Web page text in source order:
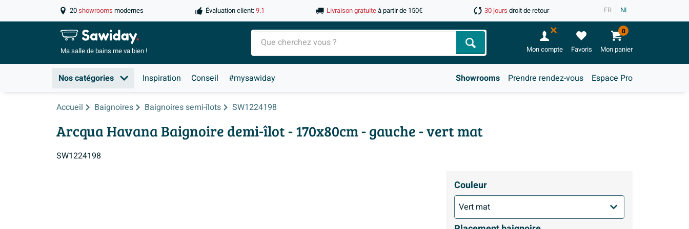
20showrooms modernes Évaluation client:9.1 Livraison gratuiteà partir de 150€ 30 jours droit de retour FR NL
Ma salle debains me va bien ! Chercher Mon compte Favoris Mon panier
0
Nos catégories Inspiration Conseil #mysawiday Showrooms Prendre rendez-vous Espace Pro
Accueil Baignoires Baignoires semi-îlots SW1224198
Arcqua Havana Baignoire demi-îlot - 170x80cm - gauche - vert mat
SW1224198
Couleur